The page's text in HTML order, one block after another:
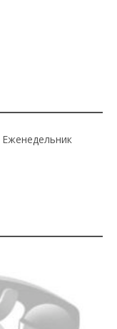
Еженедельник